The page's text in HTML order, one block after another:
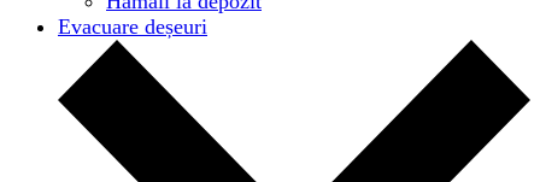
Evacuare deșeuri